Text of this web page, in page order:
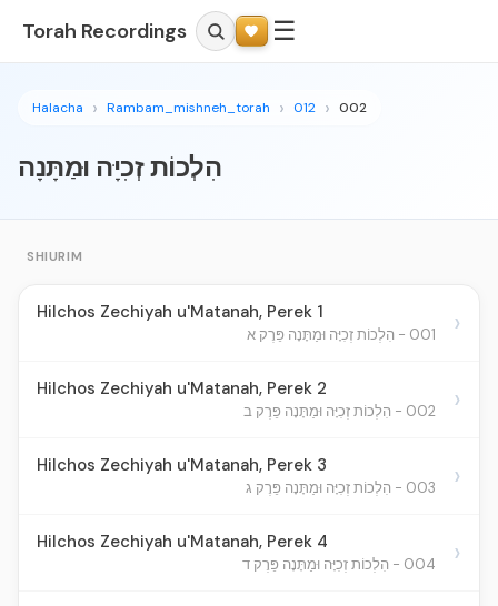
Torah Recordings ☰
Halacha Rambam_mishneh_torah 012 002
הִלְכוֹת זְכִיָּה וּמַתָּנָה
SHIURIM
Hilchos Zechiyah u'Matanah, Perek 1
001 - הִלְכוֹת זְכִיָּה וּמַתָּנָה פֵּרֶק א ›
Hilchos Zechiyah u'Matanah, Perek 2
002 - הִלְכוֹת זְכִיָּה וּמַתָּנָה פֵּרֶק ב ›
Hilchos Zechiyah u'Matanah, Perek 3
003 - הִלְכוֹת זְכִיָּה וּמַתָּנָה פֵּרֶק ג ›
Hilchos Zechiyah u'Matanah, Perek 4
004 - הִלְכוֹת זְכִיָּה וּמַתָּנָה פֵּרֶק ד ›